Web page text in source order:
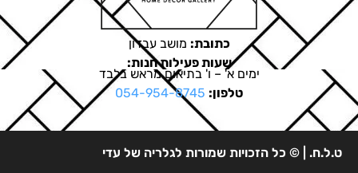
כתובת: מושב עבדון
שעות פעילות חנות:
ימים א' – ו' בתיאום מראש בלבד
טלפון: 054-954-8745
ט.ל.ח. | © כל הזכויות שמורות לגלריה של עדי